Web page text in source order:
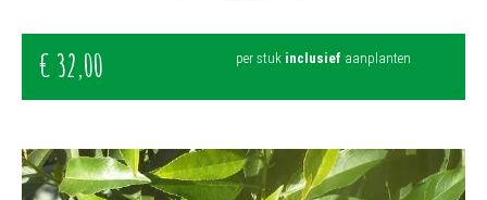
€32,00 per stuk inclusief aanplanten